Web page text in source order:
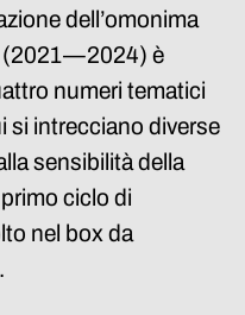
dell’omonima
(2021—2024) è
numeri tematici
si intrecciano diverse
sensibilità della
ciclo di
nel box da
.